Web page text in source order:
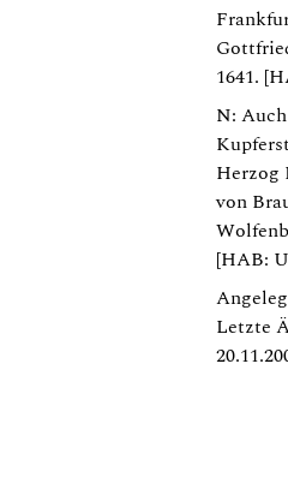
1641.
N:
Herzog
von
[HAB:
Letzte